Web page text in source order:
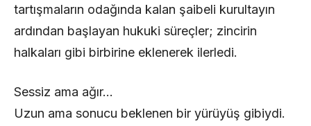
tartışmaların odağında kalan şaibeli kurultayın
ardından başlayan hukuki süreçler; zincirin
halkaları gibi birbirine eklenerek ilerledi.
Sessiz ama ağır…
Uzun ama sonucu beklenen bir yürüyüş gibiydi.